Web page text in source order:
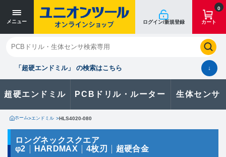
メニュー ログイン/新規登録
0
カート
「超硬エンドミル」 の検索はこちら ↓
超硬エンドミル PCBドリル・ルーター 生体センサ
閉じる
お気に入り クイックオーダー 購入履歴
製品に関するお問い合わせはこちら
お問い合わせ
ホーム>エンドミル >HLS4020-080
ロングネックスクエア
φ2
HARDMAX 4枚刃 超硬合金
寸法単位 [mm]
寸法単位 [mm]